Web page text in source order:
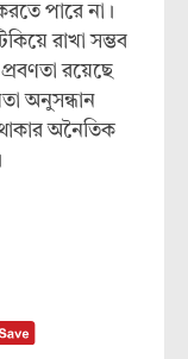
পারে না।
রাখা সম্ভব
রয়েছে
অনুসন্ধান
অনৈতিক